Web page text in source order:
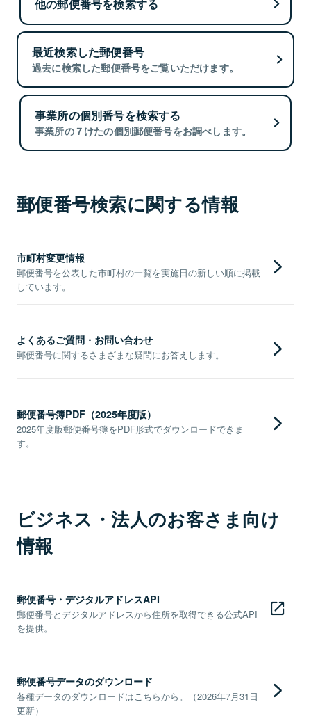
他の郵便番号を検索する
最近検索した郵便番号
過去に検索した郵便番号をご覧いただけます。
事業所の個別番号を検索する
事業所の７けたの個別郵便番号をお調べします。
郵便番号検索に関する情報
市町村変更情報
郵便番号を公表した市町村の一覧を実施日の新しい順に掲載
しています。
よくあるご質問・お問い合わせ
郵便番号に関するさまざまな疑問にお答えします。
郵便番号簿PDF（2025年度版）
2025年度版郵便番号簿をPDF形式でダウンロードできま
す。
ビジネス・法人のお客さま向け
情報
郵便番号・デジタルアドレスAPI
郵便番号とデジタルアドレスから住所を取得できる公式API
を提供。
郵便番号データのダウンロード
各種データのダウンロードはこちらから。（2026年7月31日
更新）